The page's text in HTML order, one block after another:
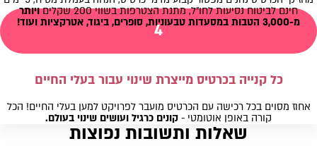
חינם לביטוח נסיעות לחו"ל, מתנת הצטרפות בשווי 200 שקלים
ויותר
מ-3,000 הטבות במסעדות טבעוניות, סופרים, ביגוד, אטרקציות ועוד!
4
כל קנייה בכרטיס מייצרת שינוי עבור בעלי החיים
אחוז מסוים בכל רכישה עם הכרטיס מועבר לפרויקט למען בעלי החיים! הכל
קורה באופן אוטומטי - קונים כרגיל ועושים שינוי בעולם.
שאלות ותשובות נפוצות